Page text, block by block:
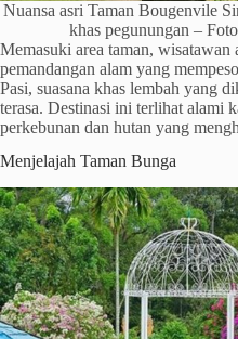
Nuansa asri Taman Bougenvile
khas pegunungan –
Memasuki area taman, wisatawan
pemandangan alam yang
Pasi, suasana khas lembah yang
terasa. Destinasi ini terlihat alami
perkebunan dan hutan yang
Menjelajah Taman Bunga